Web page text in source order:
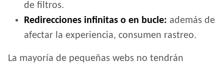
de filtros.
Redirecciones infinitas o en bucle: además de
afectar la experiencia, consumen rastreo.
La mayoría de pequeñas webs no tendrán